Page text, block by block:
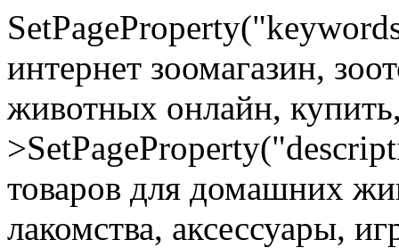
интернет зоомагазин,
животных онлайн,
товаров для домашних
лакомства, аксессуары,